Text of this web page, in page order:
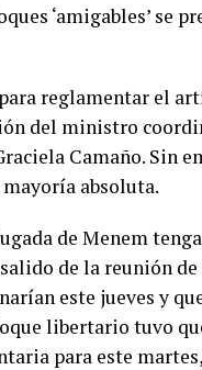
‘amigables’ se
reglamentar el
del ministro
Camaño. Sin
absoluta.
de Menem
de la reunión
este jueves y
libertario tuvo
para este